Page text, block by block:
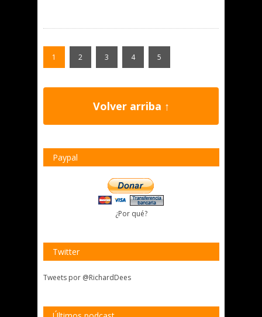
1 2 3 4 5
Volver arriba ↑
Paypal
¿Por qué?
Twitter
Tweets por @RichardDees